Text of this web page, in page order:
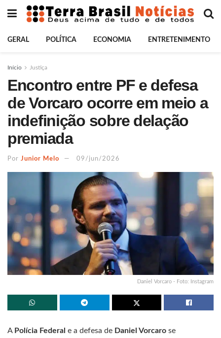
GERAL POLÍTICA ECONOMIA ENTRETENIMENTO
Início Justiça
Encontro entre PF e defesa
de Vorcaro ocorre em meio a
indefinição sobre delação
premiada
Por Junior Melo 09/jun/2026
Daniel Vorcaro - Foto: Instagram
A Polícia Federal e a defesa de Daniel Vorcaro se